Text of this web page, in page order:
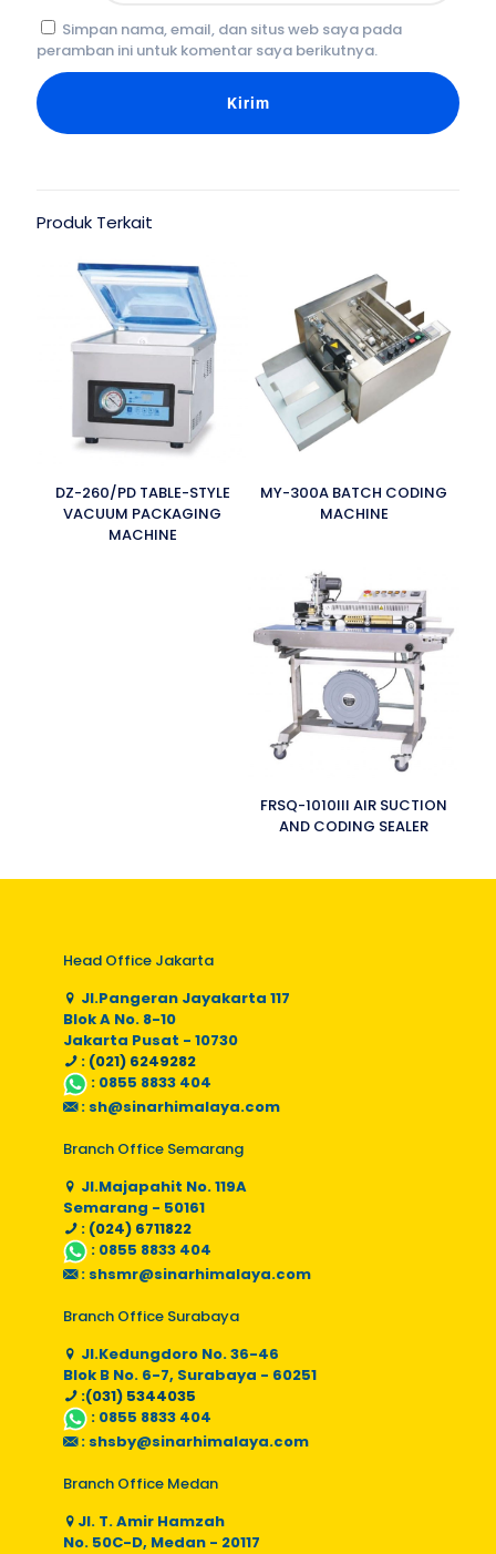
Simpan nama, email, dan situs web saya pada
peramban ini untuk komentar saya berikutnya.
Produk Terkait
DZ-260/PD TABLE-STYLE
VACUUM PACKAGING
MACHINE
MY-300A BATCH CODING
MACHINE
FRSQ-1010III AIR SUCTION
AND CODING SEALER
Head Office Jakarta
Jl.Pangeran Jayakarta 117
Blok A No. 8-10
Jakarta Pusat - 10730
: (021) 6249282
: 0855 8833 404
: sh@sinarhimalaya.com
Branch Office Semarang
Jl.Majapahit No. 119A
Semarang - 50161
: (024) 6711822
: 0855 8833 404
: shsmr@sinarhimalaya.com
Branch Office Surabaya
Jl.Kedungdoro No. 36-46
Blok B No. 6-7, Surabaya - 60251
:(031) 5344035
: 0855 8833 404
: shsby@sinarhimalaya.com
Branch Office Medan
Jl. T. Amir Hamzah
No. 50C-D, Medan - 20117